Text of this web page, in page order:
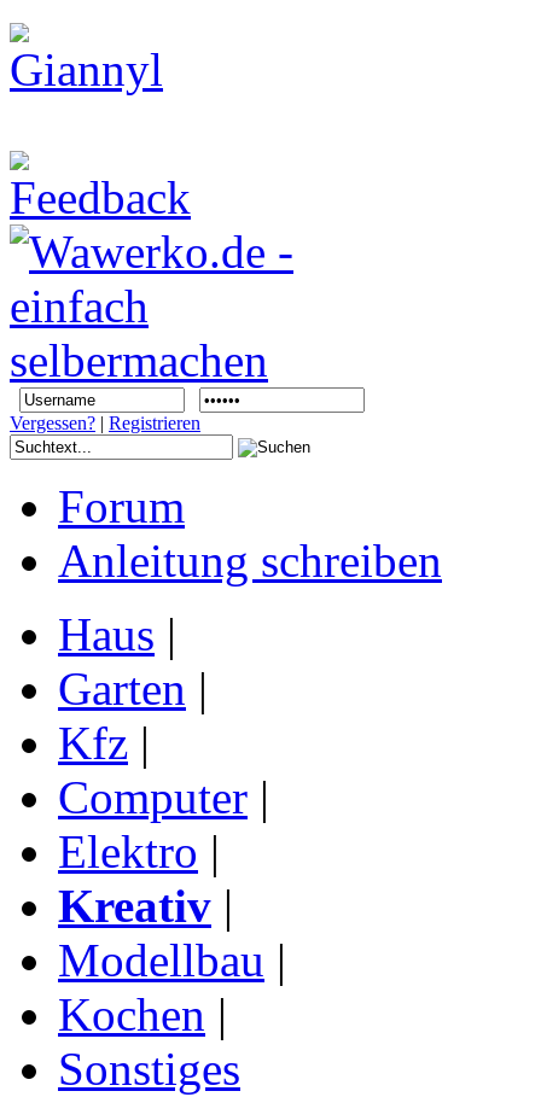
Vergessen? | Registrieren
Forum
Anleitung schreiben
Haus |
Garten |
Kfz |
Computer |
Elektro |
Kreativ |
Modellbau |
Kochen |
Sonstiges